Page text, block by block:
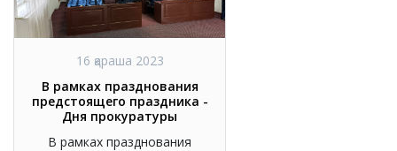
16 қараша 2023
В рамках празднования
предстоящего праздника -
Дня прокуратуры
В рамках празднования